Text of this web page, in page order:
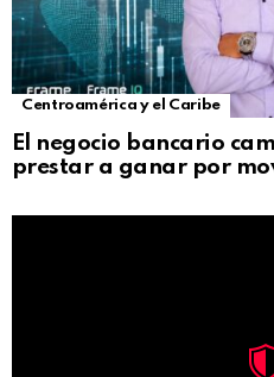
Centroamérica y el Caribe
El negocio bancario
prestar a ganar por